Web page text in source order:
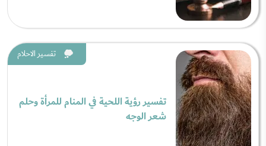
تفسير الاحلام
تفسير رؤية اللحية في المنام للمرأة وحلم
شعر الوجه